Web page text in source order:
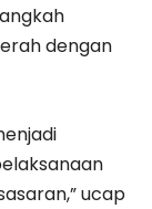
dengan
ucap